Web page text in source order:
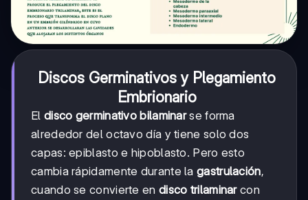
Discos Germinativos y Plegamiento
Embrionario
El disco germinativo bilaminarse forma
alrededor del octavo día y tiene solo dos
capas: epiblasto e hipoblasto. Pero esto
cambia rápidamente durante lagastrulación,
cuando se convierte en disco trilaminarcon